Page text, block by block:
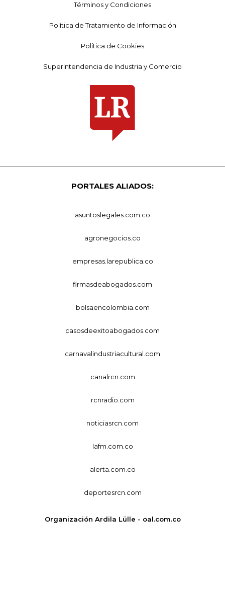
Términos y Condiciones
Política de Tratamiento de Información
Política de Cookies
Superintendencia de Industria y Comercio
PORTALES ALIADOS:
asuntoslegales.com.co
agronegocios.co
empresas.larepublica.co
firmasdeabogados.com
bolsaencolombia.com
casosdeexitoabogados.com
carnavalindustriacultural.com
canalrcn.com
rcnradio.com
noticiasrcn.com
lafm.com.co
alerta.com.co
deportesrcn.com
Organización Ardila Lülle - oal.com.co